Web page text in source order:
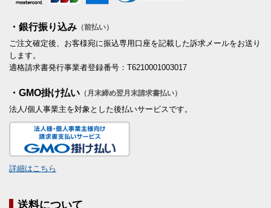
・銀行振り込み （前払い）
ご注文確定後、お客様宛に振込専用口座を記載した訴求メールをお送り
します。
適格請求書発行事業者登録番号：T6210001003017
・GMO掛け払い （月末締め翌月末請求書払い）
法人/個人事業主を対象とした後払いサービスです。
詳細はこちら
送料について